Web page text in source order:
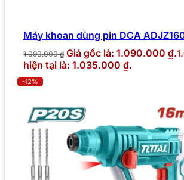
Máy khoan dùng pin DCA
1.090.000₫ Giá gốc là: 1.090.000 ₫.
hiện tại là: 1.035.000 ₫.
-12%